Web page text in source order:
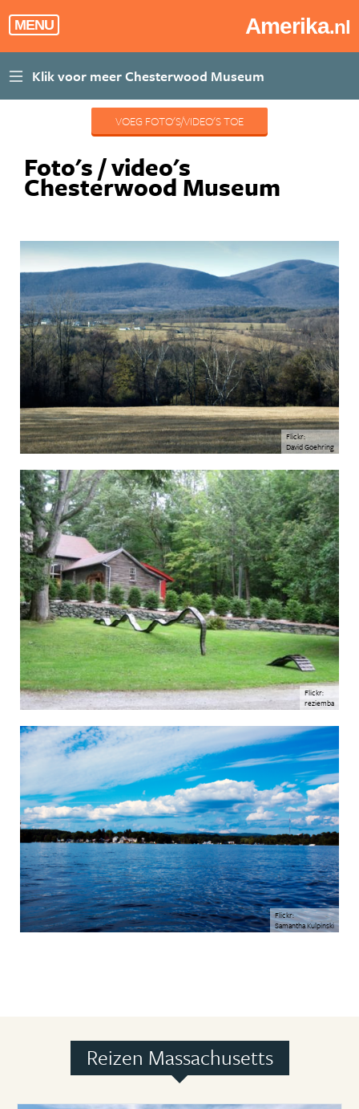
MENU Amerika.nl
VOEG FOTO'S/VIDEO'S TOE
Foto's / video's
Chesterwood Museum
Flickr:
David Goehring
Flickr:
reziemba
Flickr:
Samantha Kulpinski
Reizen Massachusetts